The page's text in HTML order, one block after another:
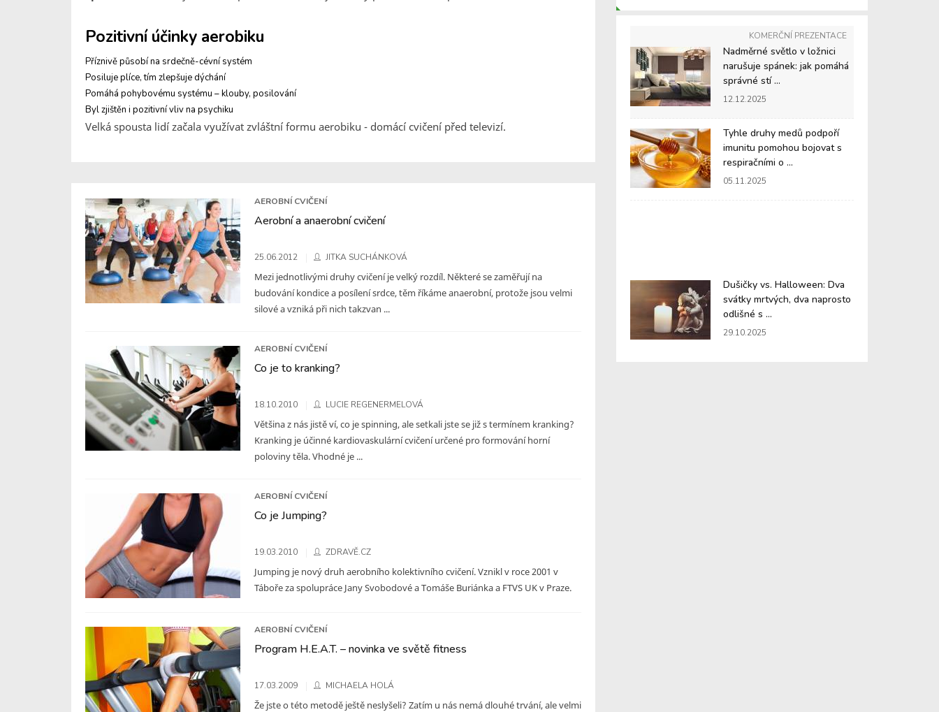
Pozitivní účinky aerobiku
Příznivě působí na srdečně-cévní systém
Posiluje plíce, tím zlepšuje dýchání
Pomáhá pohybovému systému – klouby, posilování
Byl zjištěn i pozitivní vliv na psychiku
Velká spousta lidí začala využívat zvláštní formu aerobiku - domácí cvičení před televizí.
AEROBNÍ CVIČENÍ
Aerobní a anaerobní cvičení
25.06.2012 JITKA SUCHÁNKOVÁ
Mezi jednotlivými druhy cvičení je velký rozdíl. Některé se zaměřují na
budování kondice a posílení srdce, těm říkáme anaerobní, protože jsou velmi
silové a vzniká při nich takzvan ...
AEROBNÍ CVIČENÍ
Co je to kranking?
18.10.2010 LUCIE REGENERMELOVÁ
Většina z nás jistě ví, co je spinning, ale setkali jste se již s termínem kranking?
Kranking je účinné kardiovaskulární cvičení určené pro formování horní
poloviny těla. Vhodné je ...
AEROBNÍ CVIČENÍ
Co je Jumping?
19.03.2010 ZDRAVĚ.CZ
Jumping je nový druh aerobního kolektivního cvičení. Vznikl v roce 2001 v
Táboře za spolupráce Jany Svobodové a Tomáše Buriánka a FTVS UK v Praze.
AEROBNÍ CVIČENÍ
Program H.E.A.T. – novinka ve světě fitness
17.03.2009 MICHAELA HOLÁ
Že jste o této metodě ještě neslyšeli? Zatím u nás nemá dlouhé trvání, ale velmi
KOMERČNÍ PREZENTACE
Nadměrné světlo v ložnici
narušuje spánek: jak pomáhá
správné stí ...
12.12.2025
Tyhle druhy medů podpoří
imunitu pomohou bojovat s
respiračními o ...
05.11.2025
Dušičky vs. Halloween: Dva
svátky mrtvých, dva naprosto
odlišné s ...
29.10.2025